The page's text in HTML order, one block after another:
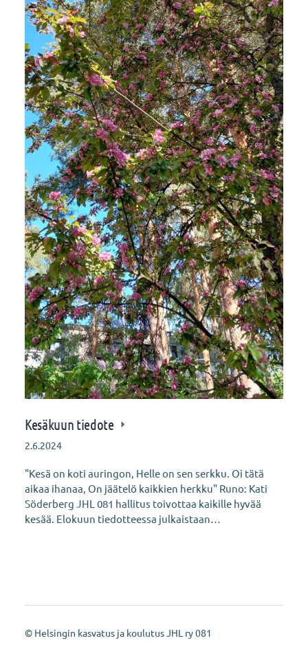
Kesäkuun tiedote
2.6.2024
"Kesä on koti auringon, Helle on sen serkku. Oi tätä
aikaa ihanaa, On jäätelö kaikkien herkku" Runo: Kati
Söderberg JHL 081 hallitus toivottaa kaikille hyvää
kesää. Elokuun tiedotteessa julkaistaan…
© Helsingin kasvatus ja koulutus JHL ry 081